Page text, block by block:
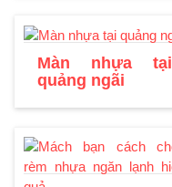
Màn nhựa tại
quảng ngãi